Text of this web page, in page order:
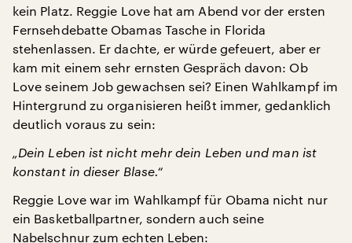
kein Platz. Reggie Love hat am Abend vor der ersten
Fernsehdebatte Obamas Tasche in Florida
stehenlassen. Er dachte, er würde gefeuert, aber er
kam mit einem sehr ernsten Gespräch davon: Ob
Love seinem Job gewachsen sei? Einen Wahlkampf im
Hintergrund zu organisieren heißt immer, gedanklich
deutlich voraus zu sein:
„Dein Leben ist nicht mehr dein Leben und man ist
konstant in dieser Blase.“
Reggie Love war im Wahlkampf für Obama nicht nur
ein Basketballpartner, sondern auch seine
Nabelschnur zum echten Leben: